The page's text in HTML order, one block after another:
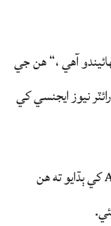
آهي ،“ هن جي
نيوز ايجنسي کي
هن کي ڳولڻ کان اڳ، 52 سالن جي زال AFP کي ٻڌايو ته هن